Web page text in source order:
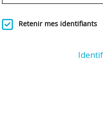
Retenir mes identifiants